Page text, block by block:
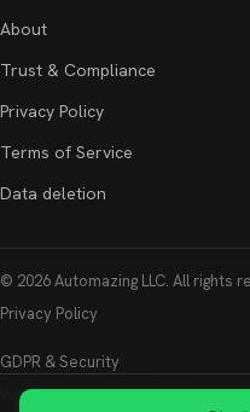
About
Trust & Compliance
Privacy Policy
Terms of Service
Data deletion
© 2026Automazing LLC. All rights
Privacy Policy
GDPR & Security
Whatsable is not affiliated with,